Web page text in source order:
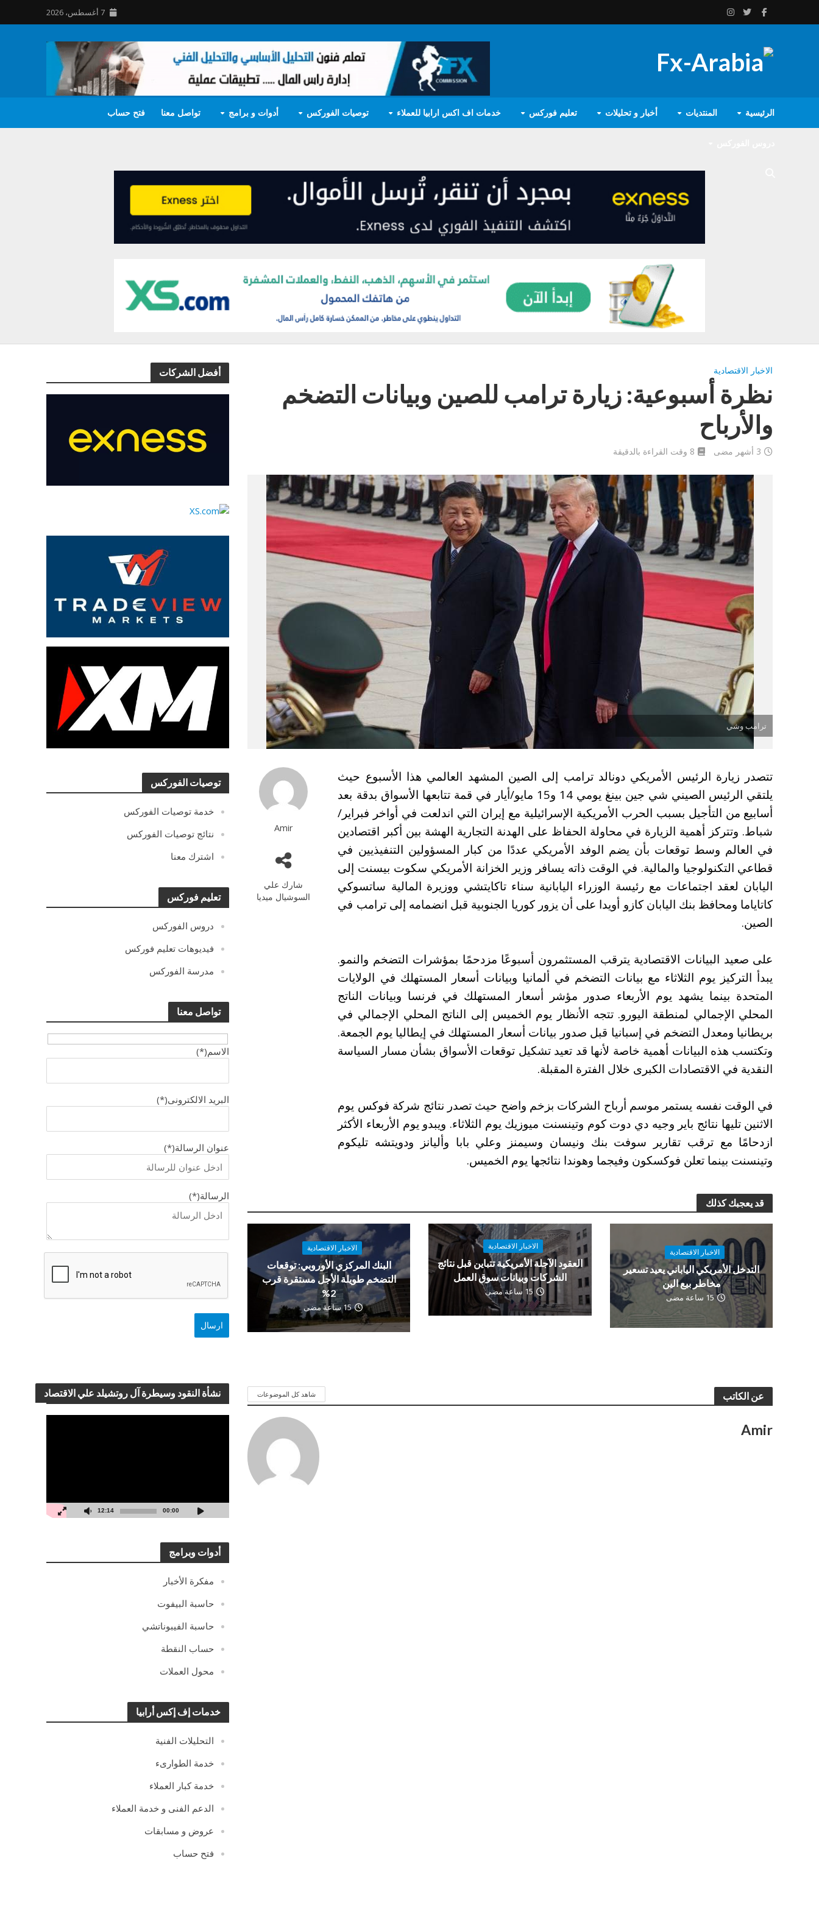
7 أغسطس، 2026
الرئيسية المنتديات أخبار و تحليلات تعليم فوركس خدمات اف اكس ارابيا للعملاء توصيات الفوركس أدوات و برامج تواصل معنا فتح حساب
أفضل الشركات
توصيات الفوركس
خدمة توصيات الفوركس
نتائج توصيات الفوركس
اشترك معنا
تعليم فوركس
دروس الفوركس
فيديوهات تعليم فوركس
مدرسة الفوركس
تواصل معنا
الاسم(*)
البريد الالكترونى(*)
عنوان الرسالة(*)
الرسالة(*)
نشأة النقود وسيطرة آل روتشيلد علي الاقتصاد
00:00
12:14
أدوات وبرامج
مفكرة الأخبار
حاسبة البيفوت
حاسبة الفيبوناتشي
حساب النقطة
محول العملات
خدمات إف إكس أرابيا
التحليلات الفنية
خدمة الطوارىء
خدمة كبار العملاء
الدعم الفنى و خدمة العملاء
عروض و مسابقات
فتح حساب
الاخبار الاقتصادية
نظرة أسبوعية: زيارة ترامب للصين وبيانات التضخم
والأرباح
3 أشهر مضى 8 وقت القراءة بالدقيقة
ترامب وشي
Amir
شارك علي
السوشيال ميديا
تتصدر زيارة الرئيس الأمريكي دونالد ترامب إلى الصين المشهد العالمي هذا الأسبوع حيث
يلتقي الرئيس الصيني شي جين بينغ يومي 14 و15 مايو/أيار في قمة تتابعها الأسواق بدقة بعد
أسابيع من التأجيل بسبب الحرب الأمريكية الإسرائيلية مع إيران التي اندلعت في أواخر فبراير/
شباط. وتتركز أهمية الزيارة في محاولة الحفاظ على الهدنة التجارية الهشة بين أكبر اقتصادين
في العالم وسط توقعات بأن يضم الوفد الأمريكي عددًا من كبار المسؤولين التنفيذيين في
قطاعي التكنولوجيا والمالية. في الوقت ذاته يسافر وزير الخزانة الأمريكي سكوت بيسنت إلى
اليابان لعقد اجتماعات مع رئيسة الوزراء اليابانية سناء تاكايتشي ووزيرة المالية ساتسوكي
كاتاياما ومحافظ بنك اليابان كازو أويدا على أن يزور كوريا الجنوبية قبل انضمامه إلى ترامب في
الصين.
على صعيد البيانات الاقتصادية يترقب المستثمرون أسبوعًا مزدحمًا بمؤشرات التضخم والنمو.
يبدأ التركيز يوم الثلاثاء مع بيانات التضخم في ألمانيا وبيانات أسعار المستهلك في الولايات
المتحدة بينما يشهد يوم الأربعاء صدور مؤشر أسعار المستهلك في فرنسا وبيانات الناتج
المحلي الإجمالي لمنطقة اليورو. تتجه الأنظار يوم الخميس إلى الناتج المحلي الإجمالي في
بريطانيا ومعدل التضخم في إسبانيا قبل صدور بيانات أسعار المستهلك في إيطاليا يوم الجمعة.
وتكتسب هذه البيانات أهمية خاصة لأنها قد تعيد تشكيل توقعات الأسواق بشأن مسار السياسة
النقدية في الاقتصادات الكبرى خلال الفترة المقبلة.
في الوقت نفسه يستمر موسم أرباح الشركات بزخم واضح حيث تصدر نتائج شركة فوكس يوم
الاثنين تليها نتائج باير وجيه دي دوت كوم وتينسنت ميوزيك يوم الثلاثاء. ويبدو يوم الأربعاء الأكثر
ازدحامًا مع ترقب تقارير سوفت بنك ونيسان وسيمنز وعلي بابا وأليانز ودويتشه تليكوم
وتينسنت بينما تعلن فوكسكون وفيجما وهوندا نتائجها يوم الخميس.
قد يعجبك كذلك
الاخبار الاقتصادية
التدخل الأمريكي الياباني يعيد تسعير
مخاطر بيع الين
15 ساعة مضى
الاخبار الاقتصادية
العقود الآجلة الأمريكية تتباين قبل نتائج
الشركات وبيانات سوق العمل
15 ساعة مضى
الاخبار الاقتصادية
البنك المركزي الأوروبي: توقعات
التضخم طويلة الأجل مستقرة قرب
2%
15 ساعة مضى
عن الكاتب شاهد كل الموضوعات
Amir